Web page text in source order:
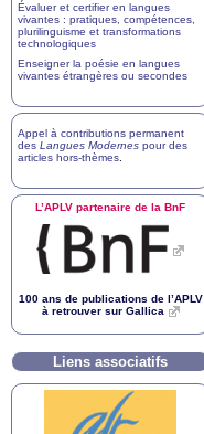
Évaluer et certifier en langues
vivantes : pratiques, compétences,
plurilinguisme et transformations
technologiques
Enseigner la poésie en langues
vivantes étrangères ou secondes
Appel à contributions permanent
des Langues Modernes pour des
articles hors-thèmes
L’APLV partenaire de la BnF
100 ans de publications de l’APLV
à retrouver sur Gallica
Liens associatifs